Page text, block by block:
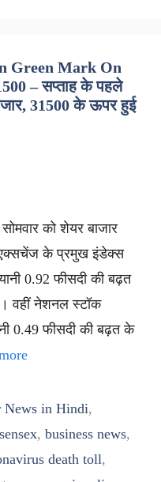
Green Mark On
– सप्ताह के पहले
31500 के ऊपर हुई
को शेयर बाजार
के प्रमुख इंडेक्स
0.92 फीसदी की बढ़त
वहीं नेशनल स्टॉक
0.49 फीसदी की बढ़त के
News in Hindi,
, business news,
death toll,